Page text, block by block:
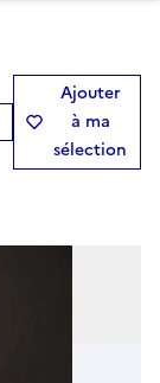
Ajouter
à ma
sélection